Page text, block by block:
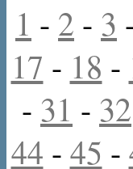
1 - 2 - 3
17 - 18 -
- 31 - 32
44 - 45 -